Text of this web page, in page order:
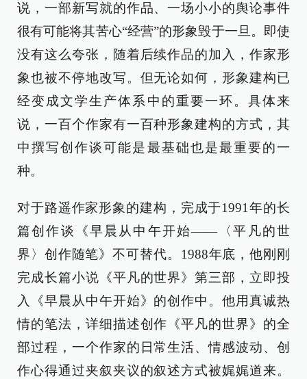
说，一部新写就的作品、一场小小的舆论事件
很有可能将其苦心“经营”的形象毁于一旦。即使
没有这么夸张，随着后续作品的加入，作家形
象也被不停地改写。但无论如何，形象建构已
经变成文学生产体系中的重要一环。具体来
说，一百个作家有一百种形象建构的方式，其
中撰写创作谈可能是最基础也是最重要的一
种。
对于路遥作家形象的建构，完成于1991年的长
篇创作谈《早晨从中午开始——〈平凡的世
界〉创作随笔》不可替代。1988年底，他刚刚
完成长篇小说《平凡的世界》第三部，立即投
入《早晨从中午开始》的创作中。他用真诚热
情的笔法，详细描述创作《平凡的世界》的全
部过程，一个作家的日常生活、情感波动、创
作心得通过夹叙夹议的叙述方式被娓娓道来。